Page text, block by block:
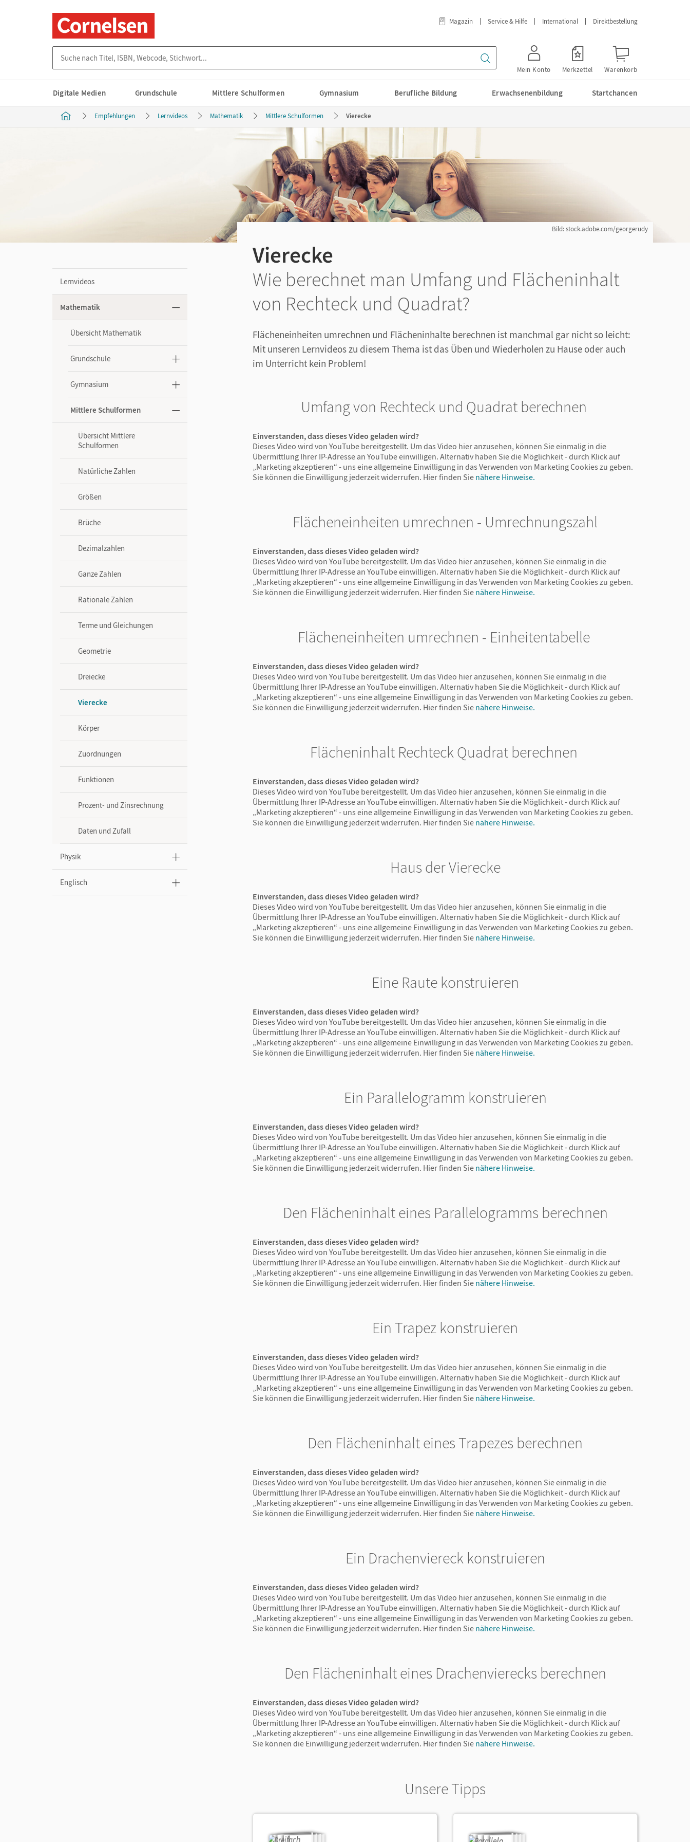
Magazin Service & Hilfe International Direktbestellung
Mein Konto Merkzettel Warenkorb
Digitale Medien Grundschule Mittlere Schulformen Gymnasium Berufliche Bildung Erwachsenenbildung Startchancen
Empfehlungen Lernvideos Mathematik Mittlere Schulformen Vierecke
Lernvideos
Mathematik
Übersicht Mathematik
Grundschule
Gymnasium
Mittlere Schulformen
Übersicht Mittlere
Schulformen
Natürliche Zahlen
Größen
Brüche
Dezimalzahlen
Ganze Zahlen
Rationale Zahlen
Terme und Gleichungen
Geometrie
Dreiecke
Vierecke
Körper
Zuordnungen
Funktionen
Prozent- und Zinsrechnung
Daten und Zufall
Physik
Englisch
Bild: stock.adobe.com/georgerudy
Vierecke
Wie berechnet man Umfang und Flächeninhalt
von Rechteck und Quadrat?
Flächeneinheiten umrechnen und Flächeninhalte berechnen ist manchmal gar nicht so leicht:
Mit unseren Lernvideos zu diesem Thema ist das Üben und Wiederholen zu Hause oder auch
im Unterricht kein Problem!
Umfang von Rechteck und Quadrat berechnen
Einverstanden, dass dieses Video geladen wird?
Dieses Video wird von YouTube bereitgestellt. Um das Video hier anzusehen, können Sie einmalig in die
Übermittlung Ihrer IP-Adresse an YouTube einwilligen. Alternativ haben Sie die Möglichkeit - durch Klick auf
„Marketing akzeptieren“ - uns eine allgemeine Einwilligung in das Verwenden von Marketing Cookies zu geben.
Sie können die Einwilligung jederzeit widerrufen. Hier finden Sie nähere Hinweise.
Flächeneinheiten umrechnen - Umrechnungszahl
Einverstanden, dass dieses Video geladen wird?
Dieses Video wird von YouTube bereitgestellt. Um das Video hier anzusehen, können Sie einmalig in die
Übermittlung Ihrer IP-Adresse an YouTube einwilligen. Alternativ haben Sie die Möglichkeit - durch Klick auf
„Marketing akzeptieren“ - uns eine allgemeine Einwilligung in das Verwenden von Marketing Cookies zu geben.
Sie können die Einwilligung jederzeit widerrufen. Hier finden Sie nähere Hinweise.
Flächeneinheiten umrechnen - Einheitentabelle
Einverstanden, dass dieses Video geladen wird?
Dieses Video wird von YouTube bereitgestellt. Um das Video hier anzusehen, können Sie einmalig in die
Übermittlung Ihrer IP-Adresse an YouTube einwilligen. Alternativ haben Sie die Möglichkeit - durch Klick auf
„Marketing akzeptieren“ - uns eine allgemeine Einwilligung in das Verwenden von Marketing Cookies zu geben.
Sie können die Einwilligung jederzeit widerrufen. Hier finden Sie nähere Hinweise.
Flächeninhalt Rechteck Quadrat berechnen
Einverstanden, dass dieses Video geladen wird?
Dieses Video wird von YouTube bereitgestellt. Um das Video hier anzusehen, können Sie einmalig in die
Übermittlung Ihrer IP-Adresse an YouTube einwilligen. Alternativ haben Sie die Möglichkeit - durch Klick auf
„Marketing akzeptieren“ - uns eine allgemeine Einwilligung in das Verwenden von Marketing Cookies zu geben.
Sie können die Einwilligung jederzeit widerrufen. Hier finden Sie nähere Hinweise.
Haus der Vierecke
Einverstanden, dass dieses Video geladen wird?
Dieses Video wird von YouTube bereitgestellt. Um das Video hier anzusehen, können Sie einmalig in die
Übermittlung Ihrer IP-Adresse an YouTube einwilligen. Alternativ haben Sie die Möglichkeit - durch Klick auf
„Marketing akzeptieren“ - uns eine allgemeine Einwilligung in das Verwenden von Marketing Cookies zu geben.
Sie können die Einwilligung jederzeit widerrufen. Hier finden Sie nähere Hinweise.
Eine Raute konstruieren
Einverstanden, dass dieses Video geladen wird?
Dieses Video wird von YouTube bereitgestellt. Um das Video hier anzusehen, können Sie einmalig in die
Übermittlung Ihrer IP-Adresse an YouTube einwilligen. Alternativ haben Sie die Möglichkeit - durch Klick auf
„Marketing akzeptieren“ - uns eine allgemeine Einwilligung in das Verwenden von Marketing Cookies zu geben.
Sie können die Einwilligung jederzeit widerrufen. Hier finden Sie nähere Hinweise.
Ein Parallelogramm konstruieren
Einverstanden, dass dieses Video geladen wird?
Dieses Video wird von YouTube bereitgestellt. Um das Video hier anzusehen, können Sie einmalig in die
Übermittlung Ihrer IP-Adresse an YouTube einwilligen. Alternativ haben Sie die Möglichkeit - durch Klick auf
„Marketing akzeptieren“ - uns eine allgemeine Einwilligung in das Verwenden von Marketing Cookies zu geben.
Sie können die Einwilligung jederzeit widerrufen. Hier finden Sie nähere Hinweise.
Den Flächeninhalt eines Parallelogramms berechnen
Einverstanden, dass dieses Video geladen wird?
Dieses Video wird von YouTube bereitgestellt. Um das Video hier anzusehen, können Sie einmalig in die
Übermittlung Ihrer IP-Adresse an YouTube einwilligen. Alternativ haben Sie die Möglichkeit - durch Klick auf
„Marketing akzeptieren“ - uns eine allgemeine Einwilligung in das Verwenden von Marketing Cookies zu geben.
Sie können die Einwilligung jederzeit widerrufen. Hier finden Sie nähere Hinweise.
Ein Trapez konstruieren
Einverstanden, dass dieses Video geladen wird?
Dieses Video wird von YouTube bereitgestellt. Um das Video hier anzusehen, können Sie einmalig in die
Übermittlung Ihrer IP-Adresse an YouTube einwilligen. Alternativ haben Sie die Möglichkeit - durch Klick auf
„Marketing akzeptieren“ - uns eine allgemeine Einwilligung in das Verwenden von Marketing Cookies zu geben.
Sie können die Einwilligung jederzeit widerrufen. Hier finden Sie nähere Hinweise.
Den Flächeninhalt eines Trapezes berechnen
Einverstanden, dass dieses Video geladen wird?
Dieses Video wird von YouTube bereitgestellt. Um das Video hier anzusehen, können Sie einmalig in die
Übermittlung Ihrer IP-Adresse an YouTube einwilligen. Alternativ haben Sie die Möglichkeit - durch Klick auf
„Marketing akzeptieren“ - uns eine allgemeine Einwilligung in das Verwenden von Marketing Cookies zu geben.
Sie können die Einwilligung jederzeit widerrufen. Hier finden Sie nähere Hinweise.
Ein Drachenviereck konstruieren
Einverstanden, dass dieses Video geladen wird?
Dieses Video wird von YouTube bereitgestellt. Um das Video hier anzusehen, können Sie einmalig in die
Übermittlung Ihrer IP-Adresse an YouTube einwilligen. Alternativ haben Sie die Möglichkeit - durch Klick auf
„Marketing akzeptieren“ - uns eine allgemeine Einwilligung in das Verwenden von Marketing Cookies zu geben.
Sie können die Einwilligung jederzeit widerrufen. Hier finden Sie nähere Hinweise.
Den Flächeninhalt eines Drachenvierecks berechnen
Einverstanden, dass dieses Video geladen wird?
Dieses Video wird von YouTube bereitgestellt. Um das Video hier anzusehen, können Sie einmalig in die
Übermittlung Ihrer IP-Adresse an YouTube einwilligen. Alternativ haben Sie die Möglichkeit - durch Klick auf
„Marketing akzeptieren“ - uns eine allgemeine Einwilligung in das Verwenden von Marketing Cookies zu geben.
Sie können die Einwilligung jederzeit widerrufen. Hier finden Sie nähere Hinweise.
Unsere Tipps